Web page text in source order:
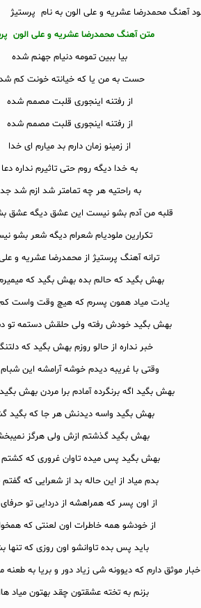
آهنگ محمدرضا عشریه و علی الون به نام پرستیژ
متن آهنگ محمدرضا عشریه و علی الون
بیا ببین تمومه دنیام جهنم شده
حست به من یا که خیانته خونت کم
از رفتنه اینجوری قلبت مصمم شده
از رفتنه اینجوری قلبت مصمم شده
از زمینو زمان دارم بد میارم ای خدا
به خدا دیگه روم حتی تاثیرم نداره دعا
به راحتیه هر چه تمامتر شد ازم شد
قلبه من آدم بشو نیست این عشق دیگه عشق
تکرارین ملودیام شعرام دیگه شعر بشو
ترانه آهنگ پرستیژ از محمدرضا عشریه و
بهش بگید که حالم بده بهش بگید که
یادت میاد همون پسرم که هیچ وقت واست
بهش بگید خودش رفته ولی حلقش دستمه
خبر نداره از حالو روزم بهش بگید که
وقتی با غریبه دیدم خوشه آرامشه این
بهش بگید اگه برنگرده آمادم برا مردن بهش
بهش بگید واسه دیدنش هر جا که بگید
بهش بگید گذشتم ازش ولی هرگز
بهش بگید پس میده تاوان غروری که
بدم میاد از این حاله بد از شعرایی که
از اون پسر که همراهشه از دردایی تو
از خودشو همه خاطرات اون لعنتی که
باید پس بده تاوانشو اون روزی که تنها
موثق دارم که دیوونه شی زیاد دور و بریا به طعنه
بزنم به تخته عشقتون چقد بهتون میاد